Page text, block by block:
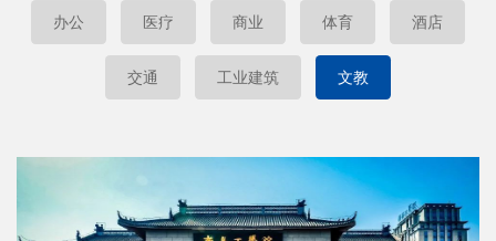
办公 医疗 商业 体育 酒店
交通 工业建筑 文教